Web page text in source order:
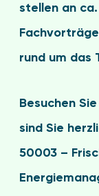
stellen an
rund um das
Besuchen
sind Sie
50003 –